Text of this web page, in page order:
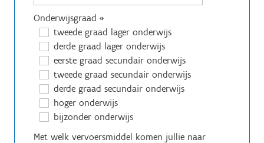
Onderwijsgraad *
tweede graad lager onderwijs
derde graad lager onderwijs
eerste graad secundair onderwijs
tweede graad secundair onderwijs
derde graad secundair onderwijs
hoger onderwijs
bijzonder onderwijs
Met welk vervoersmiddel komen jullie naar